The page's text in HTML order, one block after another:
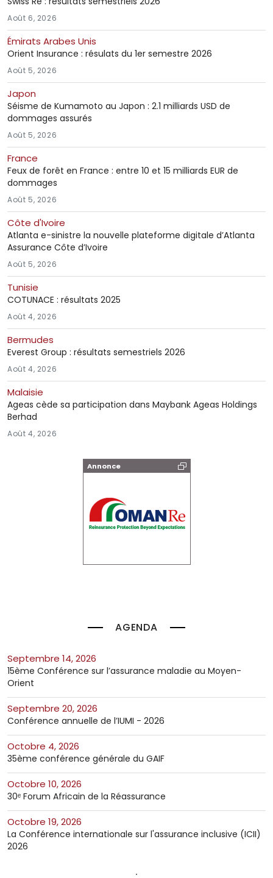
Annonce
AGENDA
septembre 14, 2026
15ème Conférence sur l’assurance maladie au Moyen-
Orient
septembre 20, 2026
Conférence annuelle de l’IUMI - 2026
octobre 4, 2026
35ème conférence générale du GAIF
octobre 10, 2026
30ᵉ Forum Africain de la Réassurance
octobre 19, 2026
La Conférence internationale sur l'assurance inclusive (ICII)
2026
Août 6, 2026
Émirats Arabes Unis
Orient Insurance : résulats du 1er semestre 2026
Août 5, 2026
Japon
Séisme de Kumamoto au Japon : 2.1 milliards USD de
dommages assurés
Août 5, 2026
France
Feux de forêt en France : entre 10 et 15 milliards EUR de
dommages
Août 5, 2026
Côte d'Ivoire
Atlanta e-sinistre la nouvelle plateforme digitale d’Atlanta
Assurance Côte d’Ivoire
Août 5, 2026
Tunisie
COTUNACE : résultats 2025
Août 4, 2026
Bermudes
Everest Group : résultats semestriels 2026
Août 4, 2026
Malaisie
Ageas cède sa participation dans Maybank Ageas Holdings
Berhad
Août 4, 2026